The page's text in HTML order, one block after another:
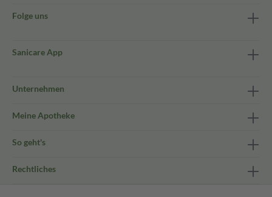
Folge uns
Sanicare App
Unternehmen
Meine Apotheke
So geht's
Rechtliches